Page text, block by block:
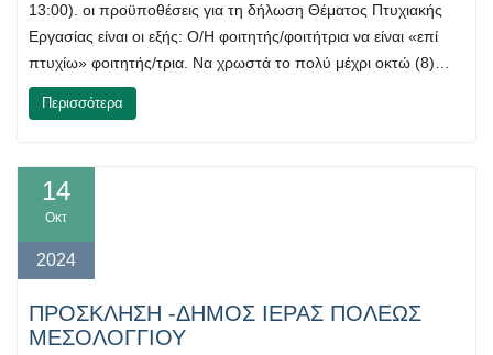
13:00). οι προϋποθέσεις για τη δήλωση Θέματος Πτυχιακής
Εργασίας είναι οι εξής: Ο/Η φοιτητής/φοιτήτρια να είναι «επί
πτυχίω» φοιτητής/τρια. Να χρωστά το πολύ μέχρι οκτώ (8)…
Περισσότερα
14
Οκτ
2024
ΠΡΟΣΚΛΗΣΗ -ΔΗΜΟΣ ΙΕΡΑΣ ΠΟΛΕΩΣ
ΜΕΣΟΛΟΓΓΙΟΥ